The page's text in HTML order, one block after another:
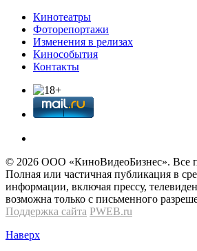
Кинотеатры
Фоторепортажи
Изменения в релизах
Кинособытия
Контакты
© 2026 OOО «КиноВидеоБизнес». Все
Полная или частичная публикация в
информации, включая прессу,
возможна только с письменного
Поддержка сайта PWEB.ru
Наверх